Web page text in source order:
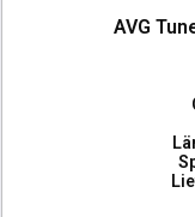
AVG